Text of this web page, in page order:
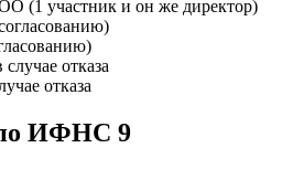
(1 участник и он же директор)
отказа
по ИФНС 9